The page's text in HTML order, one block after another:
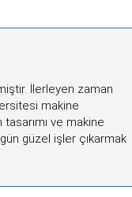
İlerleyen zaman
makine
ve makine
güzel işler çıkarmak